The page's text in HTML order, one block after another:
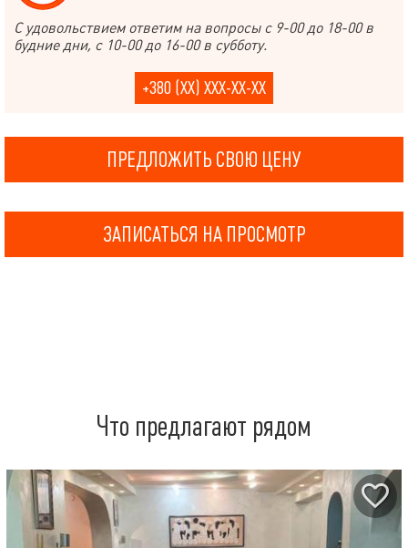
С удовольствием ответим на вопросы с 9-00 до 18-00 в
будние дни, с 10-00 до 16-00 в субботу.
+380 (XX) XXX-XX-XX
ПРЕДЛОЖИТЬ СВОЮ ЦЕНУ
ЗАПИСАТЬСЯ НА ПРОСМОТР
Что предлагают рядом